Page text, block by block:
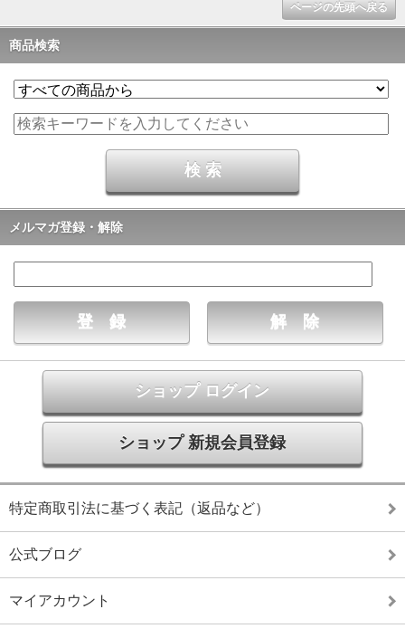
ページの先頭へ戻る
商品検索
メルマガ登録・解除
ショップ ログイン
ショップ 新規会員登録
特定商取引法に基づく表記（返品など）
公式ブログ
マイアカウント